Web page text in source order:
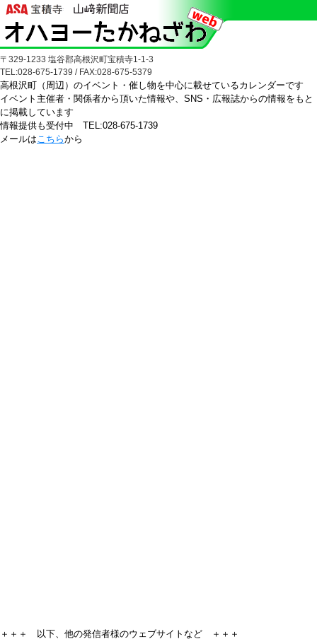
〒329-1233 塩谷郡高根沢町宝積寺1-1-3
TEL:028-675-1739 / FAX:028-675-5379
高根沢町（周辺）のイベント・催し物を中心に載せているカレンダーです
イベント主催者・関係者から頂いた情報や、SNS・ 広報誌からの情報をもと
に掲載しています
情報提供も受付中 TEL:028-675-1739
メールはこちらから
＋＋＋ 以下、他の発信者様のウェブサイトなど ＋＋＋